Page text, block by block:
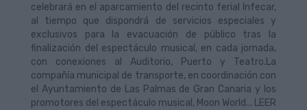
celebrará en el aparcamiento del recinto ferial Infecar,
al tiempo que dispondrá de servicios especiales y
exclusivos para la evacuación de público tras la
finalización del espectáculo musical, en cada jornada,
con conexiones al Auditorio, Puerto y Teatro.La
compañía municipal de transporte, en coordinación con
el Ayuntamiento de Las Palmas de Gran Canaria y los
promotores del espectáculo musical, Moon World... LEER